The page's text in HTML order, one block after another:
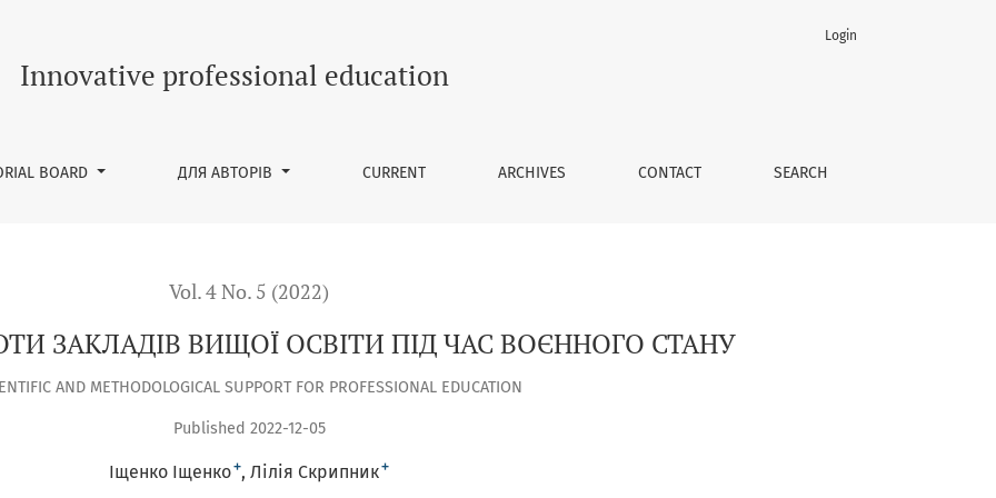
ПІД ЧАС ВОЄННОГО СТАНУ
Innovative professional education
BOARD ДЛЯ АВТОРІВ CURRENT ARCHIVES CONTACT SEARCH
Login
Vol. 4 No. 5 (2022)
ЗАКЛАДІВ ВИЩОЇ ОСВІТИ ПІД ЧАС ВОЄННОГО СТАНУ
AND METHODOLOGICAL SUPPORT FOR PROFESSIONAL EDUCATION
Published 2022-12-05
Іщенко Іщенко+ Лілія Скрипник+